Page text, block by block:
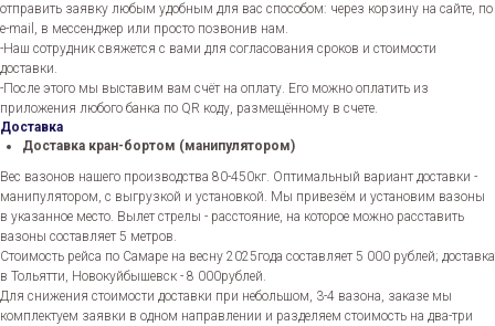
отправить заявку любым удобным для вас способом: через корзину на сайте, по
e-mail, в мессенджер или просто позвонив нам.
-Наш сотрудник свяжется с вами для согласования сроков и стоимости
доставки.
-После этого мы выставим вам счёт на оплату. Его можно оплатить из
приложения любого банка по QR коду, размещённому в счете.
Доставка
Доставка кран-бортом (манипулятором)
Вес вазонов нашего производства 80-450кг. Оптимальный вариант доставки -
манипулятором, с выгрузкой и установкой. Мы привезём и установим вазоны
в указанное место. Вылет стрелы - расстояние, на которое можно расставить
вазоны составляет 5 метров.
Стоимость рейса по Самаре на весну 2025года составляет 5 000 рублей; доставка
в Тольятти, Новокуйбышевск - 8 000рублей.
Для снижения стоимости доставки при небольшом, 3-4 вазона, заказе мы
комплектуем заявки в одном направлении и разделяем стоимость на два-три